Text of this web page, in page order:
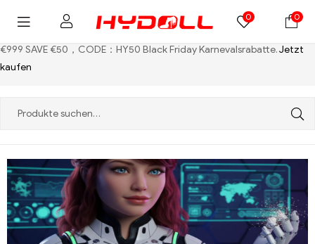
€999 SAVE €50，CODE：HY50 Black Friday Karnevalsrabatte.Jetzt
kaufen
0 0